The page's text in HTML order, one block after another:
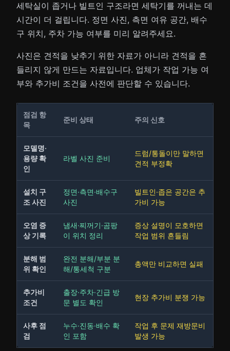
세탁실이 좁거나 빌트인 구조라면 세탁기를 꺼내는 데
시간이 더 걸립니다. 정면 사진, 측면 여유 공간, 배수
구 위치, 주차 가능 여부를 미리 알려주세요.
사진은 견적을 낮추기 위한 자료가 아니라 견적을 흔
들리지 않게 만드는 자료입니다. 업체가 작업 가능 여
부와 추가비 조건을 사전에 판단할 수 있습니다.
점검 항
목
준비 상태 주의 신호
모델명·
용량 확
인
라벨 사진 준비
드럼/통돌이만 말하면
견적 부정확
설치 구
조 사진
정면·측면·배수구
사진
빌트인·좁은 공간은 추
가비 가능
오염 증
상 기록
냄새·찌꺼기·곰팡
이 위치 정리
증상 설명이 모호하면
작업 범위 흔들림
분해 범
위 확인
완전 분해/부분 분
해/통세척 구분
총액만 비교하면 실패
추가비
조건
출장·주차·긴급 방
문 별도 확인
현장 추가비 분쟁 가능
사후 점
검
누수·진동·배수 확
인 포함
작업 후 문제 재방문비
발생 가능